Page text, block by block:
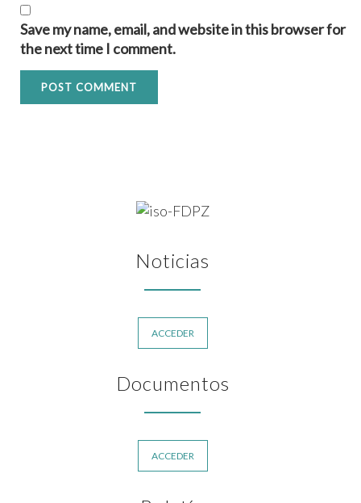
Save my name, email, and website in this browser for
the next time I comment.
Noticias
ACCEDER
Documentos
ACCEDER